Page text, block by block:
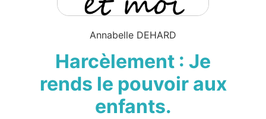
Annabelle DEHARD
Harcèlement : Je
rends le pouvoir aux
enfants.